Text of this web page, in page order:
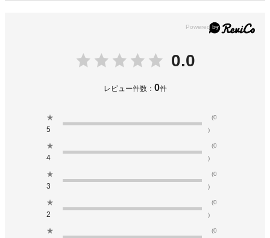
0.0
レビュー件数： 0件
★
5
(0
)
★
4
(0
)
★
3
(0
)
★
2
(0
)
★
(0